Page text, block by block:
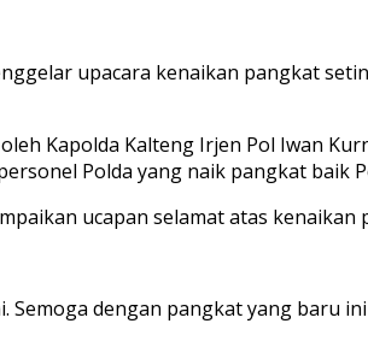
upacara kenaikan pangkat
Kapolda Kalteng Irjen Pol Iwan
Polda yang naik pangkat baik
ucapan selamat atas
dengan pangkat yang baru